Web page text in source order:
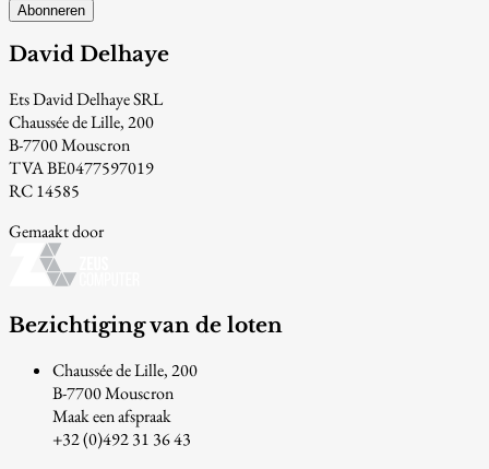
Abonneren
David Delhaye
Ets David Delhaye SRL
Chaussée de Lille, 200
B-7700 Mouscron
TVA BE0477597019
RC 14585
Gemaakt door
Bezichtiging van de loten
Chaussée de Lille, 200
B-7700 Mouscron
Maak een afspraak
+32 (0)492 31 36 43